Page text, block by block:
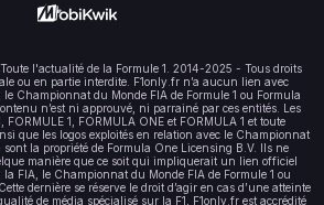
l'actualité de la Formule 1. 2014-2025 - Tous droits
ou en partie interdite. F1only.fr n’a aucun lien avec
Championnat du Monde FIA de Formule 1 ou Formula
n’est ni approuvé, ni parrainé par ces entités. Les
FORMULE 1, FORMULA ONE et FORMULA 1 et toute
que les logos exploités en relation avec le Championnat
la propriété de Formula One Licensing B.V. Ils ne
manière que ce soit qui impliquerait un lien officiel
FIA, le Championnat du Monde FIA de Formule 1 ou
dernière se réserve le droit d’agir en cas d’une atteinte
de média spécialisé sur la F1, F1only.fr est accrédité